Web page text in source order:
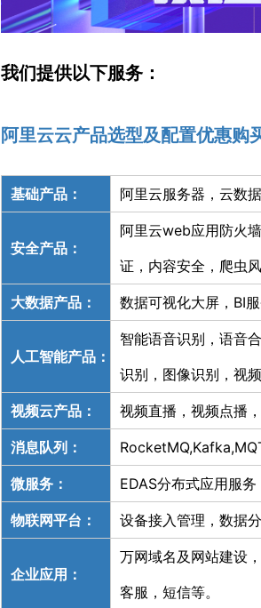
我们提供以下服务：
阿里云云产品选型及配置优惠购
基础产品： 阿里云服务器，云数
安全产品：
阿里云web应用防火
证，内容安全，爬虫
大数据产品： 数据可视化大屏，BI
人工智能产品：
智能语音识别，语音
识别，图像识别，视
视频云产品： 视频直播，视频点播
消息队列：
微服务： EDAS分布式应用服
物联网平台： 设备接入管理，数据
企业应用：
万网域名及网站建设
客服，短信等。